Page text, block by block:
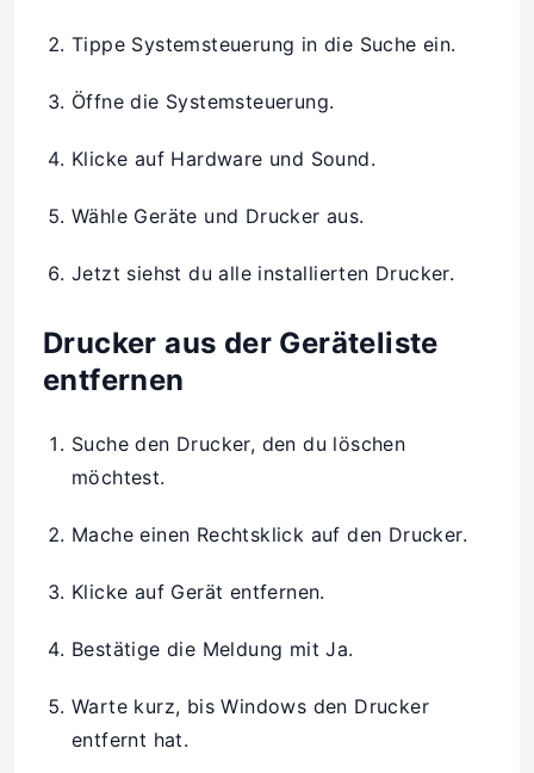
Tippe Systemsteuerung in die Suche ein.
Öffne die Systemsteuerung.
Klicke auf Hardware und Sound.
Wähle Geräte und Drucker aus.
Jetzt siehst du alle installierten Drucker.
Drucker aus der Geräteliste
entfernen
Suche den Drucker, den du löschen
möchtest.
Mache einen Rechtsklick auf den Drucker.
Klicke auf Gerät entfernen.
Bestätige die Meldung mit Ja.
Warte kurz, bis Windows den Drucker
entfernt hat.